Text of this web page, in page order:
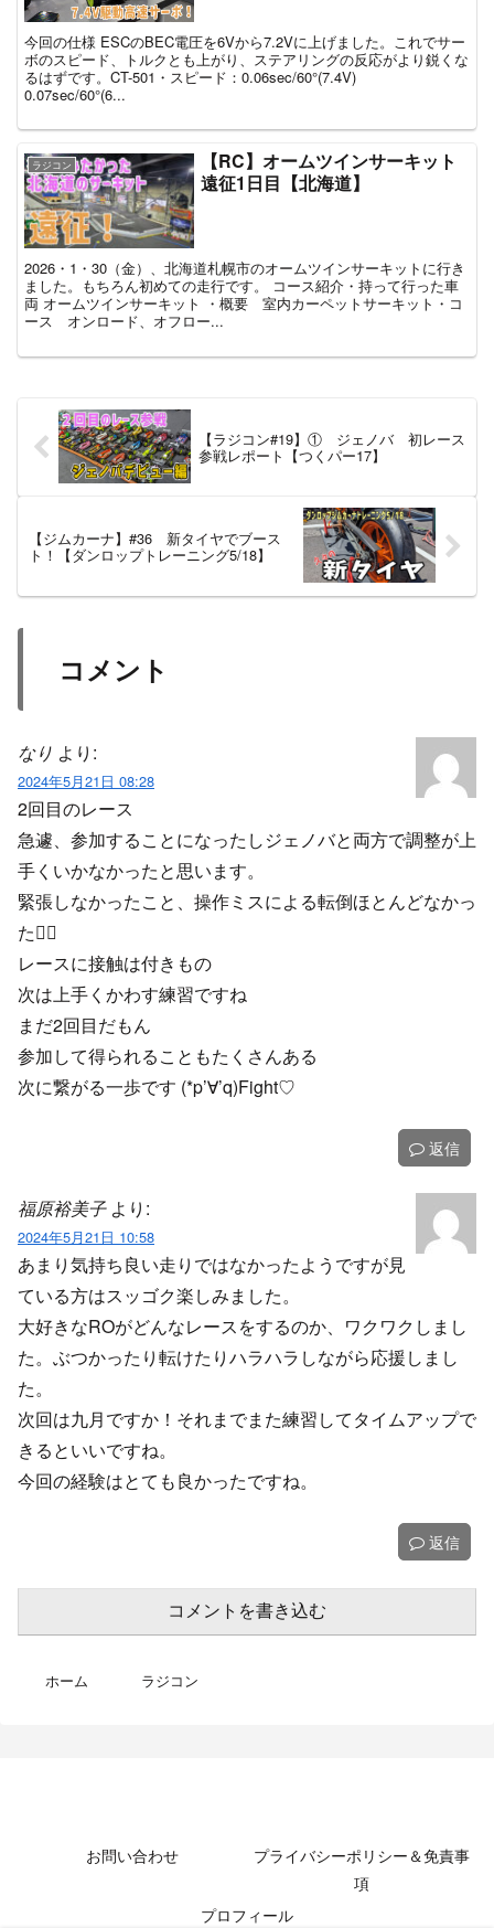
今回の仕様 ESCのBEC電圧を6Vから7.2Vに上げました。これでサー
ボのスピード、トルクとも上がり、ステアリングの反応がより鋭くな
るはずです。CT-501・スピード：0.06sec/60°(7.4V)
0.07sec/60°(6...
ラジコン
【RC】オームツインサーキット
遠征1日目【北海道】
2026・1・30（金）、北海道札幌市のオームツインサーキットに行き
ました。もちろん初めての走行です。 コース紹介・持って行った車
両 オームツインサーキット ・概要 室内カーペットサーキット・コ
ース オンロード、オフロー...
【ラジコン#19】① ジェノバ 初レース
参戦レポート【つくパー17】
【ジムカーナ】#36 新タイヤでブース
ト！【ダンロップトレーニング5/18】
コメント
なり より:
2024年5月21日 08:28
2回目のレース
急遽、参加することになったしジェノバと両方で調整が上
手くいかなかったと思います。
緊張しなかったこと、操作ミスによる転倒ほとんどなかっ
た🙆‍♀️
レースに接触は付きもの
次は上手くかわす練習ですね
まだ2回目だもん
参加して得られることもたくさんある
次に繋がる一歩です (*p’∀’q)Fight♡
返信
福原裕美子 より:
2024年5月21日 10:58
あまり気持ち良い走りではなかったようですが見
ている方はスッゴク楽しみました。
大好きなROがどんなレースをするのか、ワクワクしまし
た。ぶつかったり転けたりハラハラしながら応援しまし
た。
次回は九月ですか！それまでまた練習してタイムアップで
きるといいですね。
今回の経験はとても良かったですね。
返信
コメントを書き込む
ホーム ラジコン
お問い合わせ
プライバシーポリシー＆免責事
項
プロフィール